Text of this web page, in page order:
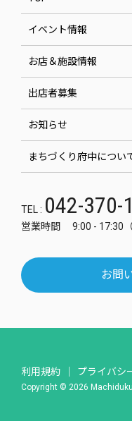
イベント情報
お店＆施設情報
出店者募集
お知らせ
まちづくり府中につい
TEL : 042-370-
営業時間 9:00 - 17:30（
お問
利用規約 プライバシ
Copyright © 2026